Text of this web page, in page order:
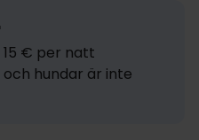
€ per natt
hundar är inte